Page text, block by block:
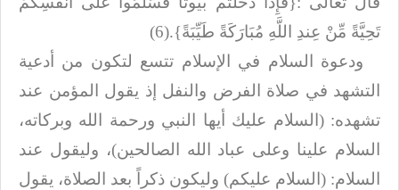
تَحِيَّةً مِّنْ عِندِ اللَّهِ مُبَارَكَةً طَيِّبَةً}(6).
ودعوة السلام في الإسلام تتسع لتكون من أدعية
التشهد في صلاة الفرض والنفل إذ يقول المؤمن عند
تشهده: (السلام عليك أيها النبي ورحمة الله وبركاته،
السلام علينا وعلى عباد الله الصالحين)، وليقول عند
السلام: (السلام عليكم) وليكون ذكراً بعد الصلاة، يقول